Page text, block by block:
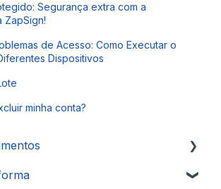
Segurança extra com a
ZapSign!
de Acesso: Como Executar o
Dispositivos
minha conta?